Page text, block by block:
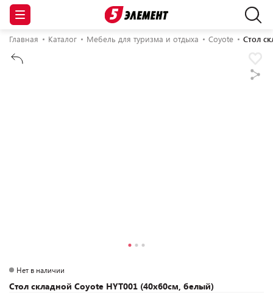
Главная Каталог Мебель для туризма и отдыха Coyote Стол
Стол складной Coyote HYT001 (40x60см, белый)
Нет в наличии